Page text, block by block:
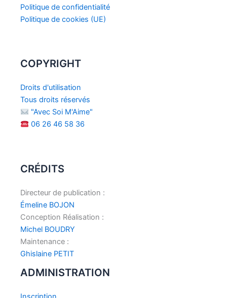
Politique de confidentialité
Politique de cookies (UE)
COPYRIGHT
Droits d'utilisation
Tous droits réservés
"Avec Soi M'Aime"
06 26 46 58 36
CRÉDITS
Directeur de publication :
Émeline BOJON
Conception Réalisation :
Michel BOUDRY
Maintenance :
Ghislaine PETIT
ADMINISTRATION